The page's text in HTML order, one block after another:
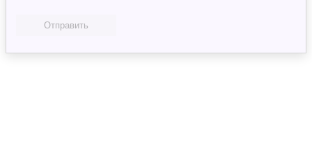
Отправить